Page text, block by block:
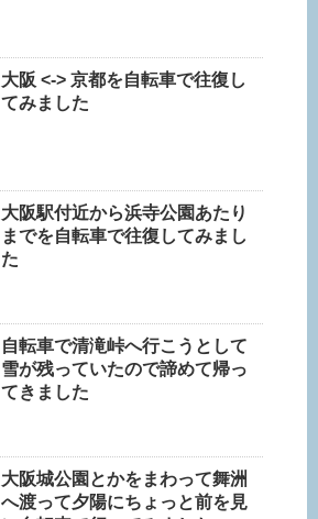
大阪 <-> 京都を自転車で往復し
てみました
大阪駅付近から浜寺公園あたり
までを自転車で往復してみまし
た
自転車で清滝峠へ行こうとして
雪が残っていたので諦めて帰っ
てきました
大阪城公園とかをまわって舞洲
へ渡って夕陽にちょっと前を見